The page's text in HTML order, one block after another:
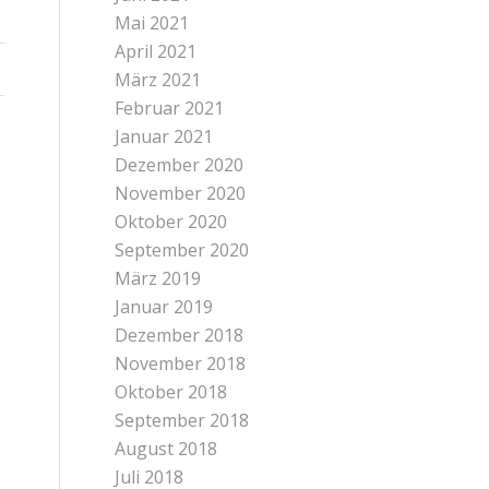
Mai 2021
April 2021
März 2021
Februar 2021
Januar 2021
Dezember 2020
November 2020
Oktober 2020
September 2020
März 2019
Januar 2019
Dezember 2018
November 2018
Oktober 2018
September 2018
August 2018
Juli 2018